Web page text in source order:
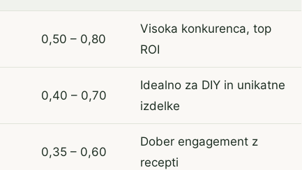
0,50 – 0,80
Visoka konkurenca, top
ROI
0,40 – 0,70
Idealno za DIY in unikatne
izdelke
0,35 – 0,60
Dober engagement z
recepti